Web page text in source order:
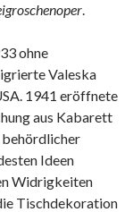
.
ohne
Valeska
1941 eröffnete
aus Kabarett
behördlicher
Ideen
Widrigkeiten
Tischdekoration